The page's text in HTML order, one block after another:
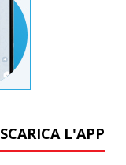
SCARICA L'APP